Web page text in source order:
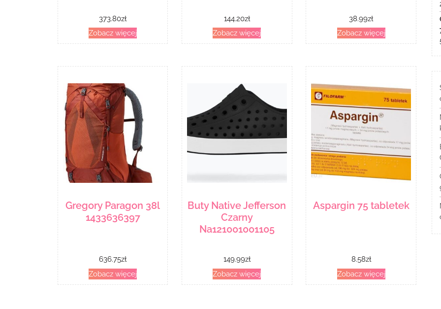
373.80zł
Zobacz więcej
144.20zł
Zobacz więcej
38.99zł
Zobacz więcej
Gregory Paragon 38l
1433636397
636.75zł
Zobacz więcej
Buty Native Jefferson
Czarny
Na121001001105
149.99zł
Zobacz więcej
Aspargin 75 tabletek
8.58zł
Zobacz więcej